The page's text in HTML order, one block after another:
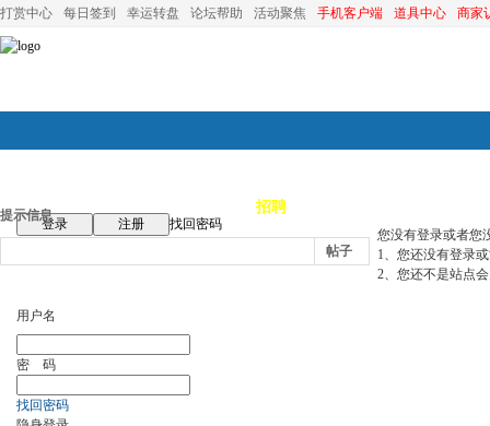
打赏中心 每日签到 幸运转盘 论坛帮助 活动聚焦 手机客户端 道具中心 商家
论坛首页 招聘
登录 注册
找回密码
帖子
提示信息
您没有登录或者您
1、您还没有登录
2、您还不是站点
用户名
密 码
找回密码